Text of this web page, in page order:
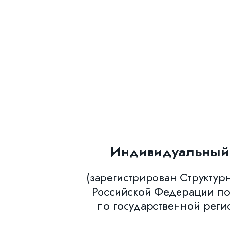
(зарегистрирован
Российской Федерации
по государственной